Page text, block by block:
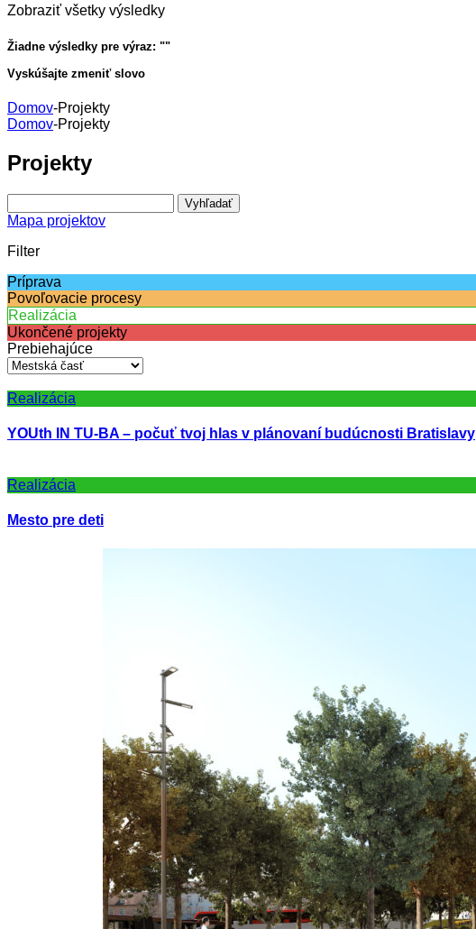
Zobraziť všetky výsledky
Žiadne výsledky pre výraz: ""
Vyskúšajte zmeniť slovo
Domov-Projekty
Domov-Projekty
Projekty
Mapa projektov
Filter
Príprava
Povoľovacie procesy
Realizácia
Ukončené projekty
Prebiehajúce
Realizácia
YOUth IN TU-BA – počuť tvoj hlas v plánovaní budúcnosti Bratislavy
Realizácia
Mesto pre deti